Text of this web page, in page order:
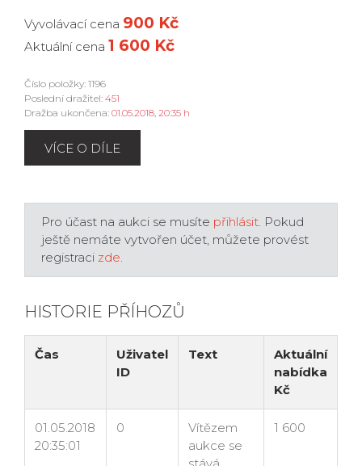
Vyvolávací cena 900 Kč
Aktuální cena 1 600 Kč
Číslo položky: 1196
Poslední dražitel: 451
Dražba ukončena: 01.05.2018, 20:35 h
VÍCE O DÍLE
Pro účast na aukci se musíte přihlásit. Pokud
ještě nemáte vytvořen účet, můžete provést
registraci zde.
HISTORIE PŘÍHOZŮ